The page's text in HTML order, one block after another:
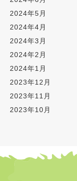
2024年5月
2024年4月
2024年3月
2024年2月
2024年1月
2023年12月
2023年11月
2023年10月